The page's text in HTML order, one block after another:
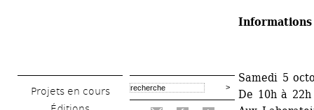
Projets en cours
Samedi 5
De 10h à 22h